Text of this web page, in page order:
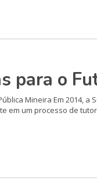
para o
Mineira Em 2014,
em um processo de